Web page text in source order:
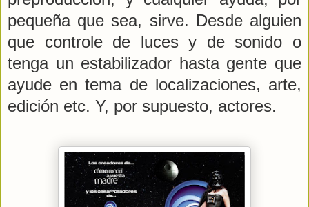
pequeña que sea, sirve. Desde alguien
que controle de luces y de sonido o
tenga un estabilizador hasta gente que
ayude en tema de localizaciones, arte,
edición etc. Y, por supuesto, actores.